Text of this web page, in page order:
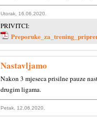
Utorak, 16.06.2020.
PRIVITCI:
Nastavljamo
Nakon 3 mjeseca prisilne pauze
drugim ligama.
Petak, 12.06.2020.